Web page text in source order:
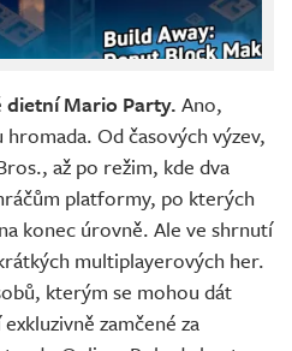
dietní Mario Party. Ano,
Od časových výzev,
až po režim, kde dva
platformy, po kterých
konec úrovně. Ale ve shrnutí
multiplayerových her.
kterým se mohou dát
zamčené za